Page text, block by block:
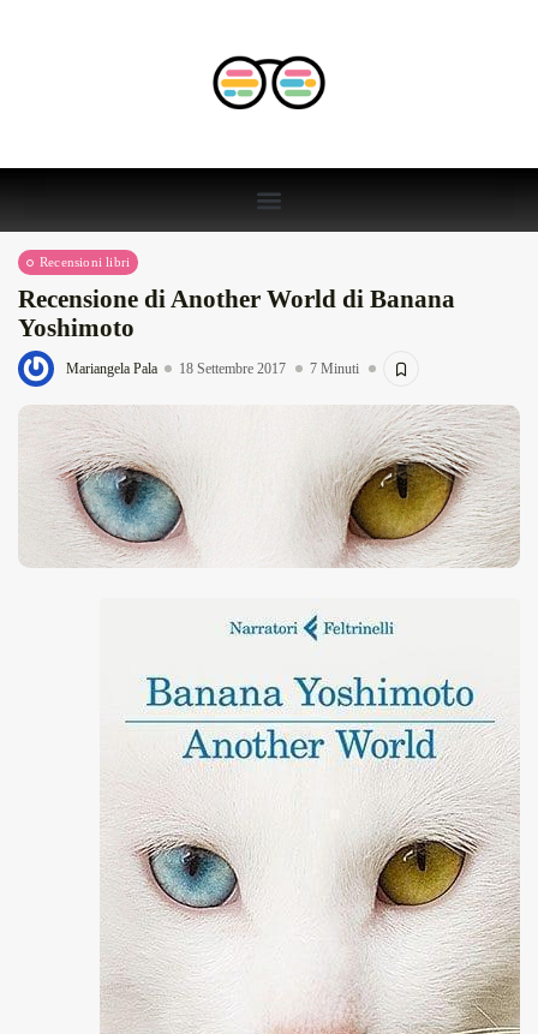
Recensioni libri
Recensione di Another World di Banana
Yoshimoto
Mariangela Pala 18 Settembre 2017 7 Minuti